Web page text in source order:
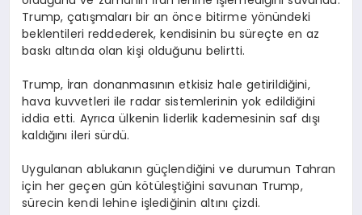
Trump, çatışmaları bir an önce bitirme yönündeki
beklentileri reddederek, kendisinin bu süreçte en az
baskı altında olan kişi olduğunu belirtti.
Trump, İran donanmasının etkisiz hale getirildiğini,
hava kuvvetleri ile radar sistemlerinin yok edildiğini
iddia etti. Ayrıca ülkenin liderlik kademesinin saf dışı
kaldığını ileri sürdü.
Uygulanan ablukanın güçlendiğini ve durumun Tahran
için her geçen gün kötüleştiğini savunan Trump,
sürecin kendi lehine işlediğinin altını çizdi.